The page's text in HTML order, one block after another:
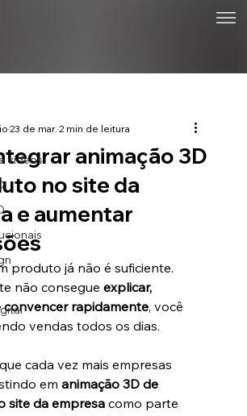
vídeos
animação 3D
no site da
e aumentar
23 de mar.2 min de leitura
produto já não é suficiente.
não consegue explicar,
convencer rapidamente, você
vendas todos os dias.
cada vez mais empresas
em animação 3D de
site da empresa como parte